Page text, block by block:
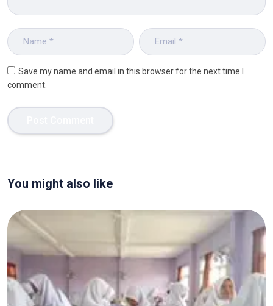
Save my name and email in this browser for the next time I
comment.
You might also like